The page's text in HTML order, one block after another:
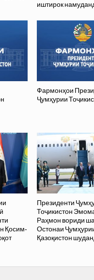
иштирок
Фармонҳои
Ҷумҳурии
Қосим-
Президенти
Тоҷикистон
Раҳмон вориди
Остонаи
Қазоқистон